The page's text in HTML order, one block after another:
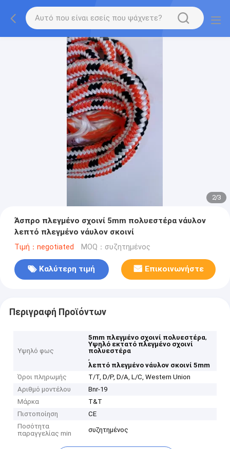
2/3
Άσπρο πλεγμένο σχοινί 5mm πολυεστέρα νάυλον
λεπτό πλεγμένο νάυλον σκοινί
Τιμή：negotiated MOQ：συζητημένος
Καλύτερη τιμή Επικοινωνήστε
Περιγραφή Προϊόντων
Υψηλό φως
5mm πλεγμένο σχοινί πολυεστέρα,
Υψηλό εκτατό πλεγμένο σχοινί
πολυεστέρα
,
λεπτό πλεγμένο νάυλον σκοινί 5mm
Όροι πληρωμής
T/T, D/P, D/A, L/C, Western Union
Αριθμό μοντέλου
Bnr-19
Μάρκα
T&T
Πιστοποίηση
CE
Ποσότητα
παραγγελίας min
συζητημένος